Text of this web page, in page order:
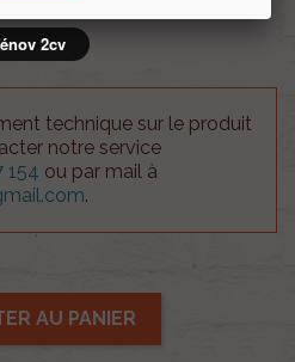
technique sur le produit
notre service
154 ou par mail à
.
AU PANIER
2cv